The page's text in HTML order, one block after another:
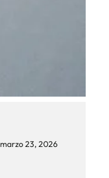
marzo 23, 2026